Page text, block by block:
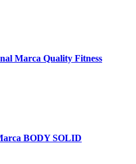
Marca Quality Fitness
BODY SOLID